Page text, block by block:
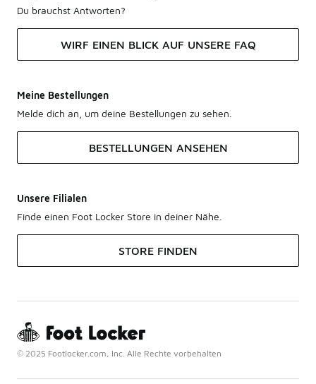
Du brauchst Antworten?
WIRF EINEN BLICK AUF UNSERE FAQ
Meine Bestellungen
Melde dich an, um deine Bestellungen zu sehen.
BESTELLUNGEN ANSEHEN
Unsere Filialen
Finde einen Foot Locker Store in deiner Nähe.
STORE FINDEN
© 2025 Footlocker.com, Inc. Alle Rechte vorbehalten